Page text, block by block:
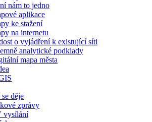
nám to jedno
aplikace
ke stažení
na internetu
o vyjádření k existující síti
analytické podklady
mapa města
děje
zprávy
vysílání